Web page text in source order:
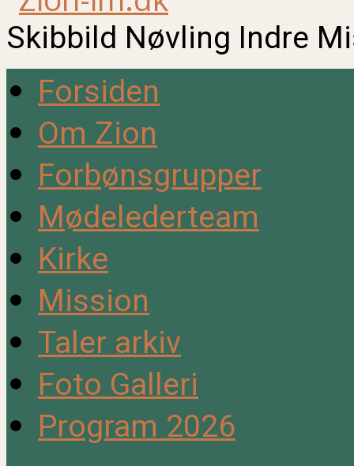
Skibbild Nøvling Indre
Forsiden
Om Zion
Forbønsgrupper
Mødelederteam
Kirke
Mission
Taler arkiv
Foto Galleri
Program 2026